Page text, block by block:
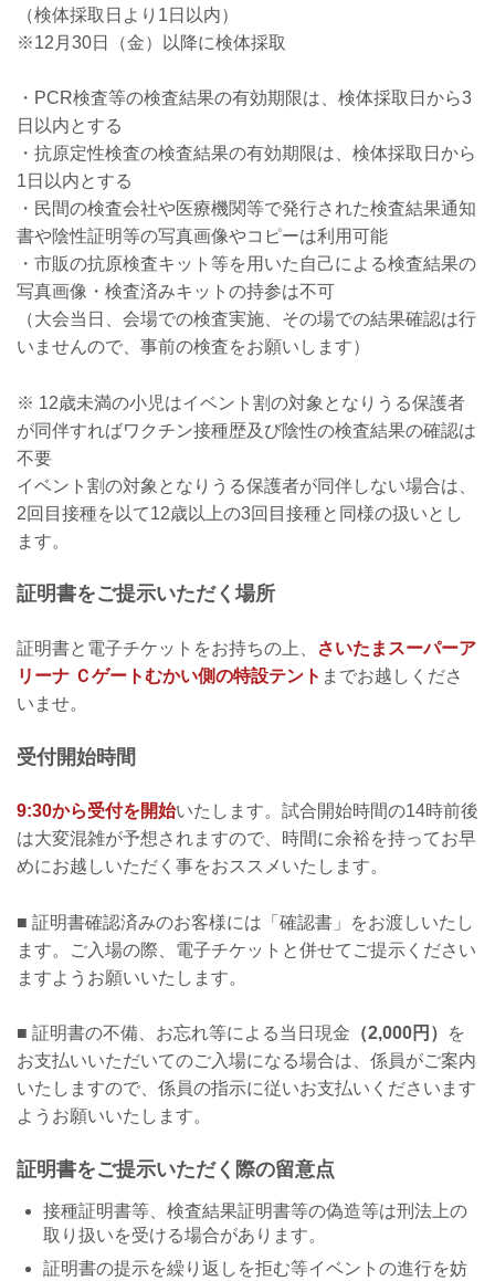
（検体採取日より1日以内）
※12月30日（金）以降に検体採取
・PCR検査等の検査結果の有効期限は、検体採取日から3
日以内とする
・抗原定性検査の検査結果の有効期限は、検体採取日から
1日以内とする
・民間の検査会社や医療機関等で発行された検査結果通知
書や陰性証明等の写真画像やコピーは利用可能
・市販の抗原検査キット等を用いた自己による検査結果の
写真画像・検査済みキットの持参は不可
（大会当日、会場での検査実施、その場での結果確認は行
いませんので、事前の検査をお願いします）
※ 12歳未満の小児はイベント割の対象となりうる保護者
が同伴すればワクチン接種歴及び陰性の検査結果の確認は
不要
イベント割の対象となりうる保護者が同伴しない場合は、
2回目接種を以て12歳以上の3回目接種と同様の扱いとし
ます。
証明書をご提示いただく場所
証明書と電子チケットをお持ちの上、
さいたまスーパーア
リーナ Ｃゲートむかい側の特設テント までお越しくださ
いませ。
受付開始時間
9:30から受付を開始いたします。試合開始時間の14時前後
は大変混雑が予想されますので、時間に余裕を持ってお早
めにお越しいただく事をおススメいたします。
■ 証明書確認済みのお客様には「確認書」をお渡しいたし
ます。ご入場の際、電子チケットと併せてご提示ください
ますようお願いいたします。
■ 証明書の不備、お忘れ等による当日現金 （2,000円）
を
お支払いいただいてのご入場になる場合は、係員がご案内
いたしますので、係員の指示に従いお支払いくださいます
ようお願いいたします。
証明書をご提示いただく際の留意点
接種証明書等、検査結果証明書等の偽造等は刑法上の
取り扱いを受ける場合があります。
証明書の提示を繰り返しを拒む等イベントの進行を妨